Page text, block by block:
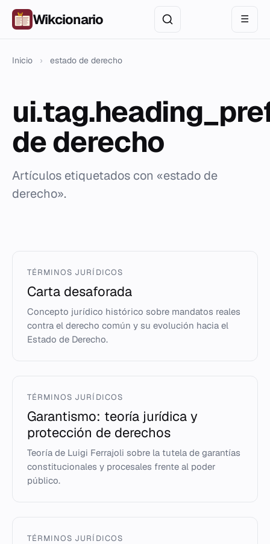
Wikcionario ☰
Inicio › estado de derecho
de derecho
Artículos etiquetados con «estado de
derecho».
TÉRMINOS JURÍDICOS
Carta desaforada
Concepto jurídico histórico sobre mandatos reales
contra el derecho común y su evolución hacia el
Estado de Derecho.
TÉRMINOS JURÍDICOS
Garantismo: teoría jurídica y
protección de derechos
Teoría de Luigi Ferrajoli sobre la tutela de garantías
constitucionales y procesales frente al poder
público.
TÉRMINOS JURÍDICOS